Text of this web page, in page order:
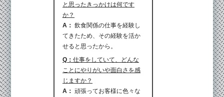
と思ったきっかけは何です
か？
A： 飲食関係の仕事を経験し
てきたため、その経験を活か
せると思ったから。
Q： 仕事をしていて、どんな
ことにやりがいや面白さを感
じますか？
A： 頑張ってお客様に色々な